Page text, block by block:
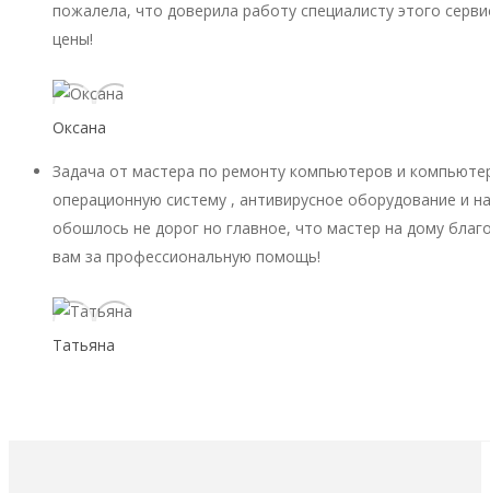
пожалела, что доверила работу специалисту этого
цены!
Оксана
Задача от мастера по ремонту компьютеров и
операционную систему , антивирусное оборудование и
обошлось не дорог но главное, что мастер на дому
вам за профессиональную помощь!
Татьяна